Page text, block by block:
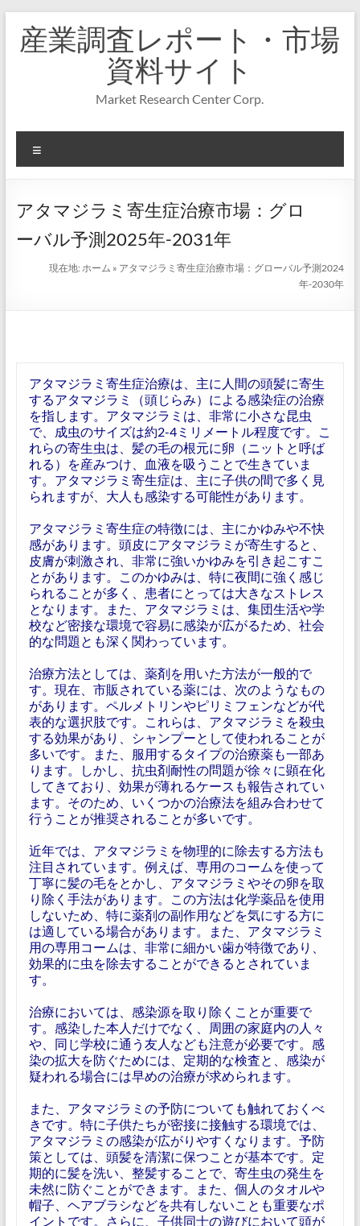
キ
プ
産業調査レポート・市場
資料サイト
Market Research Center Corp.
ニ
ー
アタマジラミ寄生症治療市場：グロ
ーバル予測2025年-2031年
現在地:ホーム » アタマジラミ寄生症治療市場：グローバル予測2024
年-2030年
アタマジラミ寄生症治療は、主に人間の頭髪に寄生
するアタマジラミ（頭じらみ）による感染症の治療
を指します。アタマジラミは、非常に小さな昆虫
で、成虫のサイズは約2-4ミリメートル程度です。こ
れらの寄生虫は、髪の毛の根元に卵（ニットと呼ば
れる）を産みつけ、血液を吸うことで生きていま
す。アタマジラミ寄生症は、主に子供の間で多く見
られますが、大人も感染する可能性があります。
アタマジラミ寄生症の特徴には、主にかゆみや不快
感があります。頭皮にアタマジラミが寄生すると、
皮膚が刺激され、非常に強いかゆみを引き起こすこ
とがあります。このかゆみは、特に夜間に強く感じ
られることが多く、患者にとっては大きなストレス
となります。また、アタマジラミは、集団生活や学
校など密接な環境で容易に感染が広がるため、社会
的な問題とも深く関わっています。
治療方法としては、薬剤を用いた方法が一般的で
す。現在、市販されている薬には、次のようなもの
があります。ペルメトリンやピリミフェンなどが代
表的な選択肢です。これらは、アタマジラミを殺虫
する効果があり、シャンプーとして使われることが
多いです。また、服用するタイプの治療薬も一部あ
ります。しかし、抗虫剤耐性の問題が徐々に顕在化
してきており、効果が薄れるケースも報告されてい
ます。そのため、いくつかの治療法を組み合わせて
行うことが推奨されることが多いです。
近年では、アタマジラミを物理的に除去する方法も
注目されています。例えば、専用のコームを使って
丁寧に髪の毛をとかし、アタマジラミやその卵を取
り除く手法があります。この方法は化学薬品を使用
しないため、特に薬剤の副作用などを気にする方に
は適している場合があります。また、アタマジラミ
用の専用コームは、非常に細かい歯が特徴であり、
効果的に虫を除去することができるとされていま
す。
治療においては、感染源を取り除くことが重要で
す。感染した本人だけでなく、周囲の家庭内の人々
や、同じ学校に通う友人なども注意が必要です。感
染の拡大を防ぐためには、定期的な検査と、感染が
疑われる場合には早めの治療が求められます。
また、アタマジラミの予防についても触れておくべ
きです。特に子供たちが密接に接触する環境では、
アタマジラミの感染が広がりやすくなります。予防
策としては、頭髪を清潔に保つことが基本です。定
期的に髪を洗い、整髪することで、寄生虫の発生を
未然に防ぐことができます。また、個人のタオルや
帽子、ヘアブラシなどを共有しないことも重要なポ
イントです。さらに、子供同士の遊びにおいて頭が